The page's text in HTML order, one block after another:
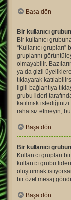
Başa dön
Bir kullanıcı
Bir kullanıcı
“Kullanıcı grupları”
gruplarını
olmayabilir.
ya da gizli
tıklayarak
ilgili bağlantıya
grubu lideri
katılmak
rahatsız etmeyin;
Başa dön
Bir kullanıcı
Kullanıcı grupları
kullanıcı grubu
oluşturmak
bir özel mesaj
Başa dön